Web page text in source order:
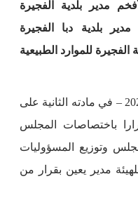
مدير بلدية الفجيرة
بلدية دبا الفجيرة
للموارد الطبيعية
ونص – المرسوم رقم / 2 / للعام 2020 – في مادته الثانية على
باختصاصات المجلس
وتوزيع المسؤوليات
مدير يعين بقرار من